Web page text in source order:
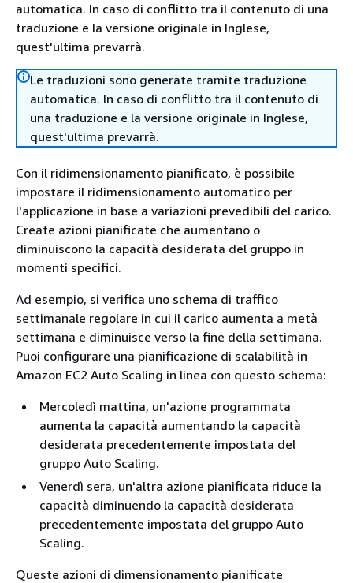
automatica. In caso di conflitto tra il contenuto di una
traduzione e la versione originale in Inglese,
quest'ultima prevarrà.
Le traduzioni sono generate tramite traduzione
automatica. In caso di conflitto tra il contenuto di
una traduzione e la versione originale in Inglese,
quest'ultima prevarrà.
Con il ridimensionamento pianificato, è possibile
impostare il ridimensionamento automatico per
l'applicazione in base a variazioni prevedibili del carico.
Create azioni pianificate che aumentano o
diminuiscono la capacità desiderata del gruppo in
momenti specifici.
Ad esempio, si verifica uno schema di traffico
settimanale regolare in cui il carico aumenta a metà
settimana e diminuisce verso la fine della settimana.
Puoi configurare una pianificazione di scalabilità in
Amazon EC2 Auto Scaling in linea con questo schema:
Mercoledì mattina, un'azione programmata
aumenta la capacità aumentando la capacità
desiderata precedentemente impostata del
gruppo Auto Scaling.
Venerdì sera, un'altra azione pianificata riduce la
capacità diminuendo la capacità desiderata
precedentemente impostata del gruppo Auto
Scaling.
Queste azioni di dimensionamento pianificate